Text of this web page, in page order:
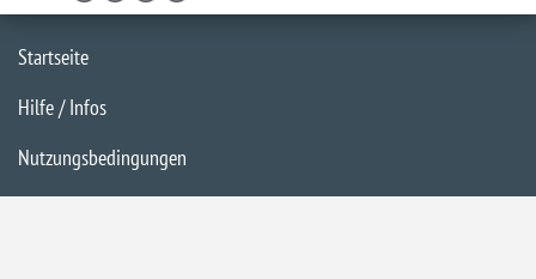
Startseite
Hilfe / Infos
Nutzungsbedingungen